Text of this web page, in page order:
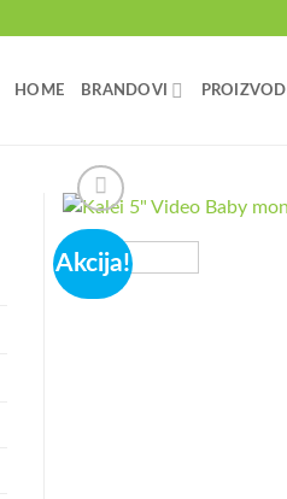
HOME BRANDOVI PROIZVODI
Akcija!